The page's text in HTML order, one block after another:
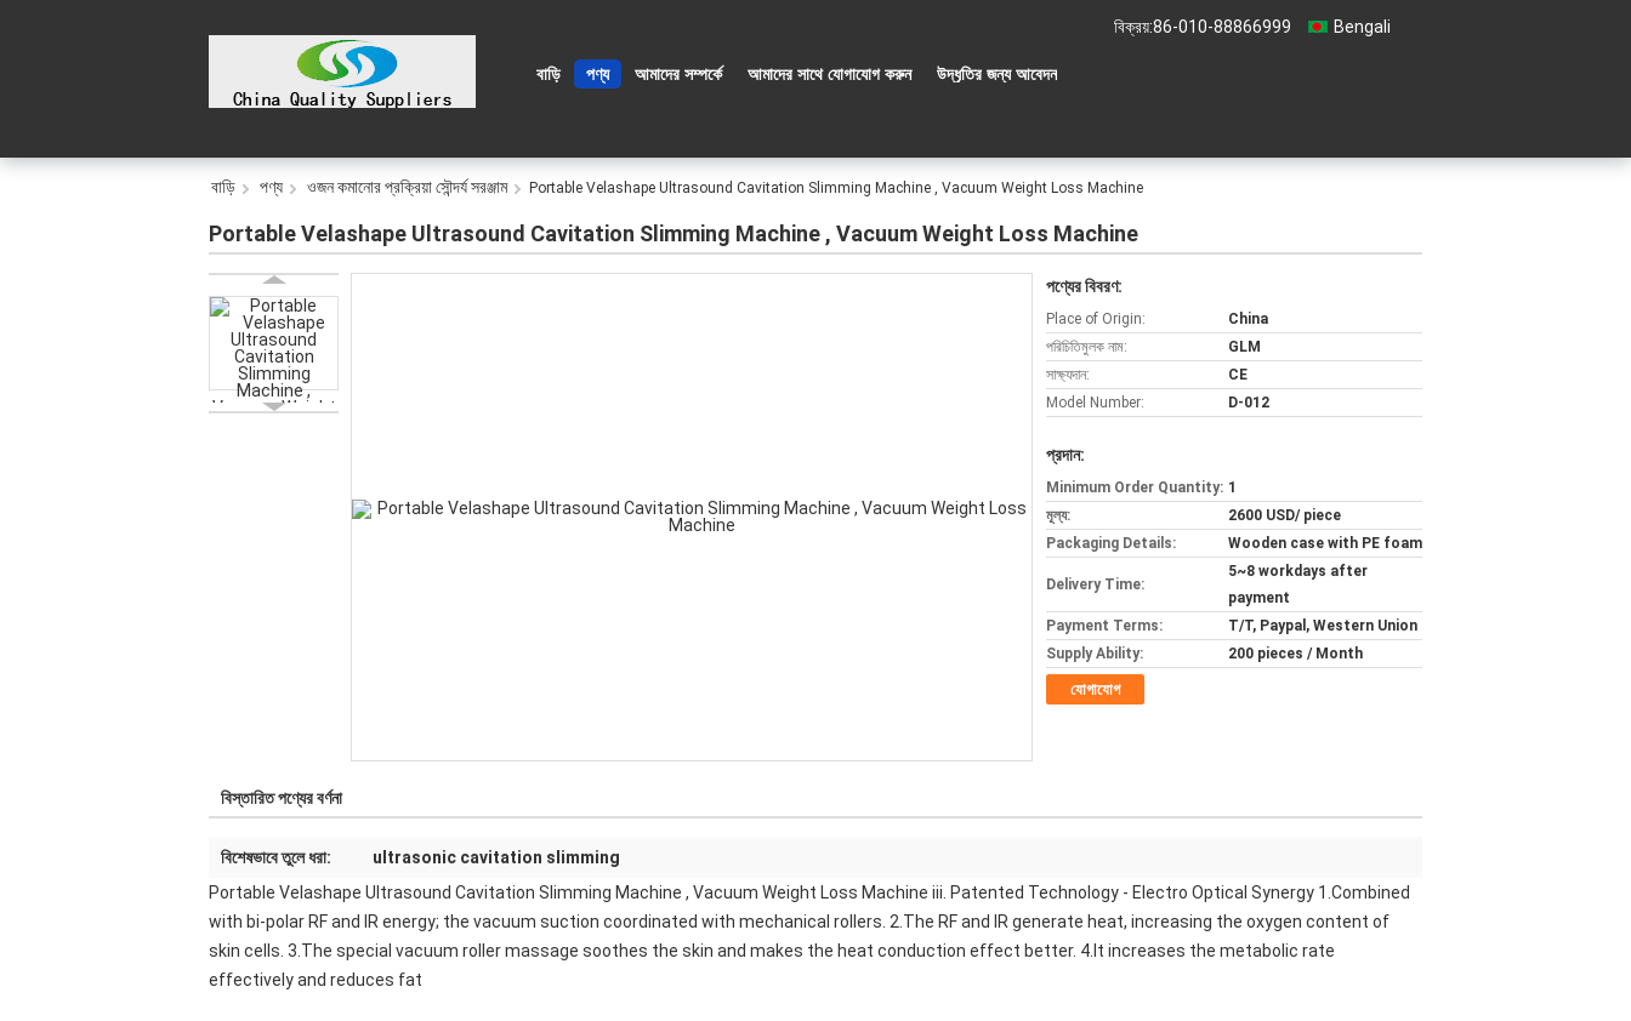
Bengali
বিক্রয়:86-010-88866999
বাড়ি পণ্য আমাদের সম্পর্কে আমাদের সাথে যোগাযোগ করুন উদ্ধৃতির জন্য আবেদন
বাড়ি পণ্য ওজন কমানোর প্রক্রিয়া সৌন্দর্য সরঞ্জাম Portable Velashape Ultrasound Cavitation Slimming Machine , Vacuum Weight Loss Machine
Portable Velashape Ultrasound Cavitation Slimming Machine , Vacuum Weight Loss Machine
পণ্যের বিবরণ:
Place of Origin:
China
পরিচিতিমুলক নাম:
GLM
সাক্ষ্যদান:
CE
Model Number:
D-012
প্রদান:
Minimum Order Quantity: 1
মূল্য:
2600 USD/ piece
Packaging Details:
Wooden case with PE foam
Delivery Time:
5~8 workdays after
payment
Payment Terms:
T/T, Paypal, Western Union
Supply Ability:
200 pieces / Month
যোগাযোগ
বিস্তারিত পণ্যের বর্ণনা
বিশেষভাবে তুলে ধরা:
ultrasonic cavitation slimming
Portable Velashape Ultrasound Cavitation Slimming Machine , Vacuum Weight Loss Machine iii. Patented Technology - Electro Optical Synergy 1.Combined
with bi-polar RF and IR energy; the vacuum suction coordinated with mechanical rollers. 2.The RF and IR generate heat, increasing the oxygen content of
skin cells. 3.The special vacuum roller massage soothes the skin and makes the heat conduction effect better. 4.It increases the metabolic rate
effectively and reduces fat